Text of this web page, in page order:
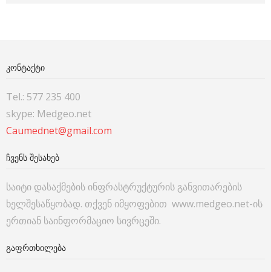
ᲙᲝᲜᲢᲐᲥᲢᲘ
Tel.: 577 235 400
skype: Medgeo.net
Caumednet@gmail.com
ᲩᲕᲔᲜᲡ ᲨᲔᲡᲐᲮᲔᲑ
საიტი დასაქმების ინფრასტრუქტურის განვითარების
ხელშესაწყობად. თქვენ იმყოფებით www.medgeo.net-ის
ერთიან საინფორმაციო სივრცეში.
ᲒᲐᲤᲠᲗᲮᲘᲚᲔᲑᲐ